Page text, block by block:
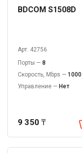
BDCOM S1508D
Арт. 42756
Порты — 8
Скорость, Mbps — 1000
Управление — Нет
9 350 ₸